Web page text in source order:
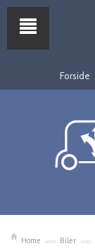
Forside
Home Biler